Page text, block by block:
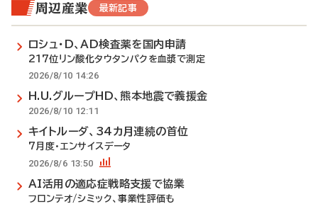
周辺産業 最新記事
ロシュ・D、AD検査薬を国内申請
217位リン酸化タウタンパクを血漿で測定
2026/8/10 14:26
H.U.グループHD、熊本地震で義援金
2026/8/10 12:11
キイトルーダ、34カ月連続の首位
7月度・エンサイスデータ
2026/8/6 13:50
AI活用の適応症戦略支援で協業
フロンテオ/シミック、事業性評価も